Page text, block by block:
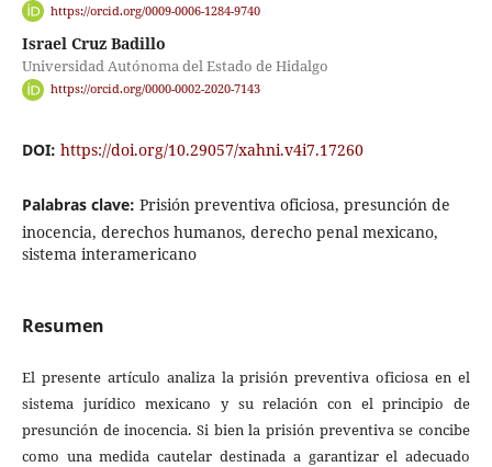
https://orcid.org/0009-0006-1284-9740
Israel Cruz Badillo
Universidad Autónoma del Estado de Hidalgo
https://orcid.org/0000-0002-2020-7143
DOI: https://doi.org/10.29057/xahni.v4i7.17260
Palabras clave: Prisión preventiva oficiosa, presunción de
inocencia, derechos humanos, derecho penal mexicano,
sistema interamericano
Resumen
El presente artículo analiza la prisión preventiva oficiosa en el
sistema jurídico mexicano y su relación con el principio de
presunción de inocencia. Si bien la prisión preventiva se concibe
como una medida cautelar destinada a garantizar el adecuado